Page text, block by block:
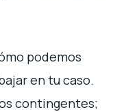
podemos
en tu caso.
contingentes;